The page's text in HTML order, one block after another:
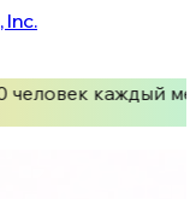
Inc.
каждый